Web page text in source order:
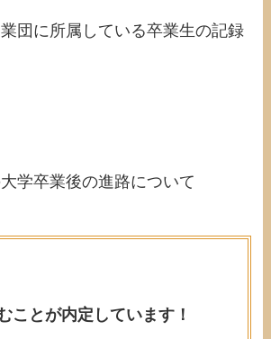
団に所属している卒業生の記録
学卒業後の進路について
ことが内定しています！